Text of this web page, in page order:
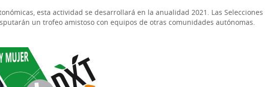
esta actividad se desarrollará en la anualidad 2021. Las Selecciones
un trofeo amistoso con equipos de otras comunidades autónomas.